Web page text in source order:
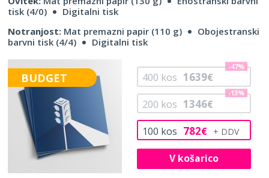
tisk (4/0)
Digitalni tisk
Notranjost: Mat premazni papir (110 g)
Obojestranski
barvni tisk (4/4)
Digitalni tisk
BUDGET
100 kos 782€
200 kos 1346€
-13%
400 kos 1639€
-47%
V košarico